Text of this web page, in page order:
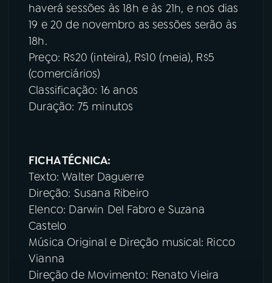
haverá sessões às 18h e às 21h, e nos dias
19 e 20 de novembro as sessões serão às
18h.
Preço: R$20 (inteira), R$10 (meia), R$5
(comerciários)
Classificação: 16 anos
Duração: 75 minutos
FICHA TÉCNICA:
Texto: Walter Daguerre
Direção: Susana Ribeiro
Elenco: Darwin Del Fabro e Suzana
Castelo
Música Original e Direção musical: Ricco
Vianna
Direção de Movimento: Renato Vieira